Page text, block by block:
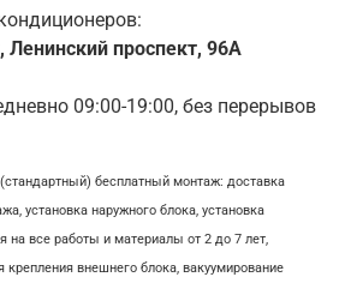
проспект, 96А
09:00-19:00, без перерывов
бесплатный монтаж: доставка
установка наружного блока, установка
на все работы и материалы от 2 до 7 лет,
крепления внешнего блока, вакуумирование